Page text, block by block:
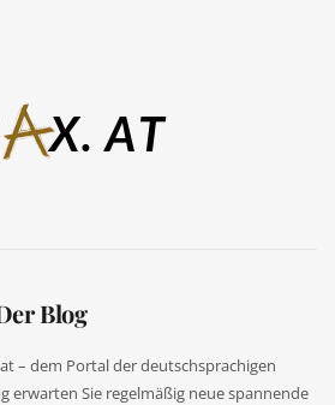
Blog
– dem Portal der deutschsprachigen
erwarten Sie regelmäßig neue spannende